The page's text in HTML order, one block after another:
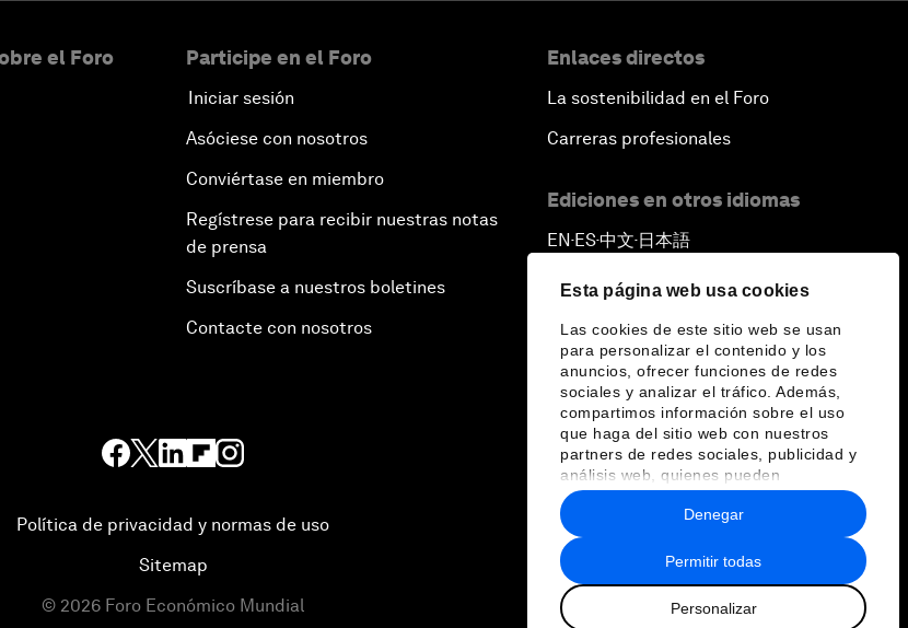
Esta página web usa cookies
Las cookies de este sitio web se usan
para personalizar el contenido y los
anuncios, ofrecer funciones de redes
sociales y analizar el tráfico. Además,
compartimos información sobre el uso
que haga del sitio web con nuestros
partners de redes sociales, publicidad y
análisis web, quienes pueden
combinarla con otra información que les
haya proporcionado o que hayan
recopilado a partir del uso que haya
hecho de sus servicios.
Permitir todas
Personalizar
Denegar
el Foro Participe en el Foro
Iniciar sesión
Asóciese con nosotros
Conviértase en miembro
Regístrese para recibir nuestras notas
de prensa
Suscríbase a nuestros boletines
Contacte con nosotros
Enlaces directos
La sostenibilidad en el Foro
Carreras profesionales
Ediciones en otros idiomas
EN ▪ES▪中文▪ 日本語
Política de privacidad y normas de uso
Sitemap
© 2026 Foro Económico Mundial